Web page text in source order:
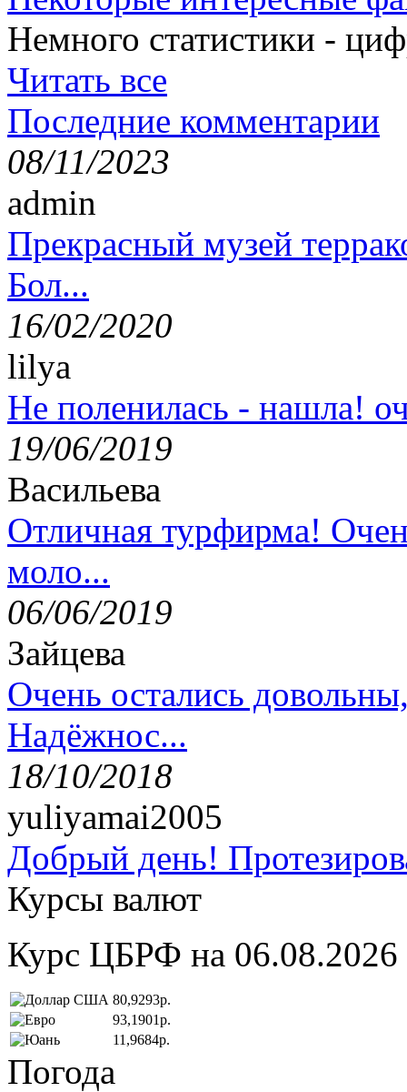
Немного статистики -
Читать все
Последние комментарии
08/11/2023
admin
Прекрасный музей
Бол...
16/02/2020
lilya
Не поленилась - нашла!
19/06/2019
Васильева
Отличная турфирма!
моло...
06/06/2019
Зайцева
Очень остались
Надёжнос...
18/10/2018
yuliyamai2005
Добрый день!
Курсы валют
Курс ЦБРФ на 06.08.2026
80,9293р.
93,1901р.
11,9684р.
Погода